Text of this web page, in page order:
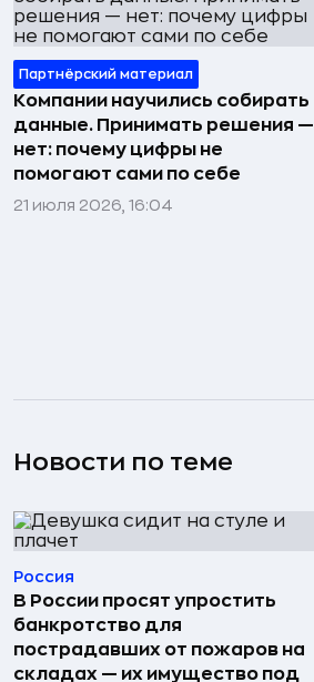
Партнёрский материал
Компании научились собирать
данные. Принимать решения —
нет: почему цифры не
помогают сами по себе
21 июля 2026, 16:04
Новости по теме
Россия
В России просят упростить
банкротство для
пострадавших от пожаров на
складах — их имущество под